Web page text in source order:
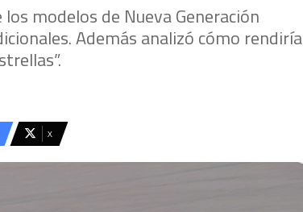
modelos de Nueva Generación
Además analizó cómo rendiría
X